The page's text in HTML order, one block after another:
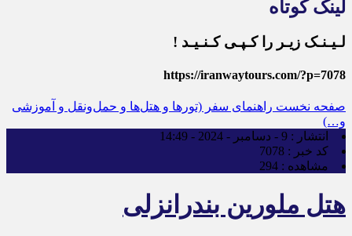
لینک کوتاه
لـیـنـک زیـر را کـپـی کـنـیـد !
https://iranwaytours.com/?p=7078
صفحه نخست راهنمای سفر (تورها و هتل‌ها و حمل‌و‌نقل و آموزشی
و…)
انتشار : 9 - دسامبر - 2024 - 14:49
کد خبر : 7078
مشاهده : 294
هتل ملورین بندرانزلی